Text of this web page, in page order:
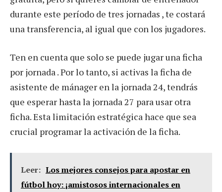
durante este período de tres jornadas , te costará
una transferencia, al igual que con los jugadores.
Ten en cuenta que solo se puede jugar una ficha
por jornada . Por lo tanto, si activas la ficha de
asistente de mánager en la jornada 24, tendrás
que esperar hasta la jornada 27 para usar otra
ficha. Esta limitación estratégica hace que sea
crucial programar la activación de la ficha.
Leer: Los mejores consejos para apostar en
fútbol hoy: ¡amistosos internacionales en